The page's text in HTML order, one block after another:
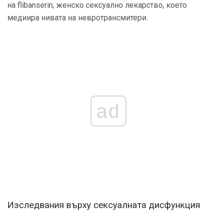
на flibanserin, женско сексуално лекарство, което
медиира нивата на невротрансмитери.
ad
Изследвания върху сексуалната дисфункция